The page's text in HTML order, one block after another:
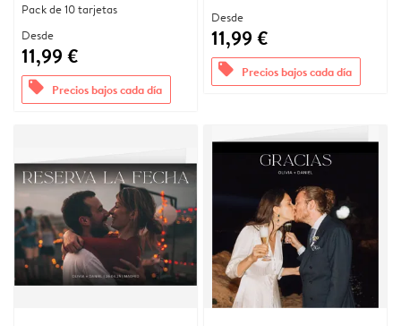
Pack de 10 tarjetas
Desde
11,99 €
offers Precios bajos cada día
Desde
11,99 €
offers Precios bajos cada día